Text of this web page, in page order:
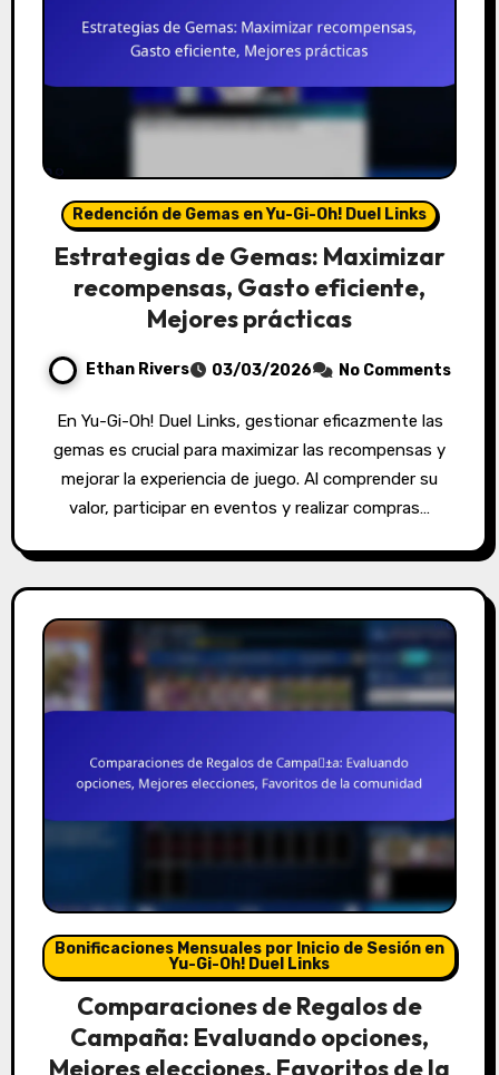
Redención de Gemas en Yu-Gi-Oh! Duel Links
Estrategias de Gemas: Maximizar
recompensas, Gasto eficiente,
Mejores prácticas
Ethan Rivers 03/03/2026 No Comments
En Yu-Gi-Oh! Duel Links, gestionar eficazmente las
gemas es crucial para maximizar las recompensas y
mejorar la experiencia de juego. Al comprender su
valor, participar en eventos y realizar compras…
Bonificaciones Mensuales por Inicio de Sesión en
Yu-Gi-Oh! Duel Links
Comparaciones de Regalos de
Campaña: Evaluando opciones,
Mejores elecciones, Favoritos de la